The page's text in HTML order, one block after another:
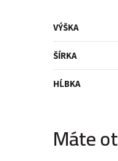
VÝŠKA
ŠÍRKA
HĹBKA
Máte